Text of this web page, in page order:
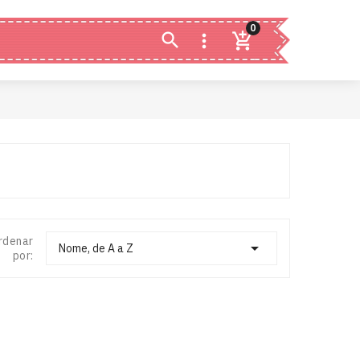

0

por:
Nome, de A a Z 